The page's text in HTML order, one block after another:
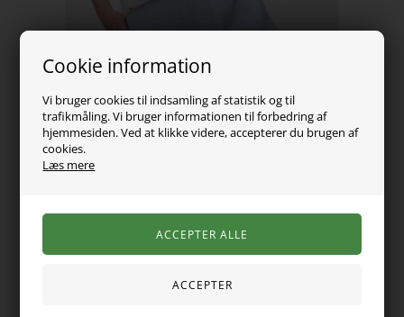
Cookie information
Vi bruger cookies til indsamling af statistik og til
trafikmåling. Vi bruger informationen til forbedring af
hjemmesiden. Ved at klikke videre, accepterer du brugen af
cookies.
Læs mere
109,00